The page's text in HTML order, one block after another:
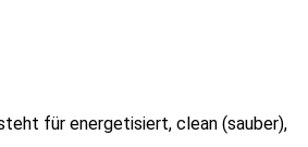
für energetisiert, clean (sauber),